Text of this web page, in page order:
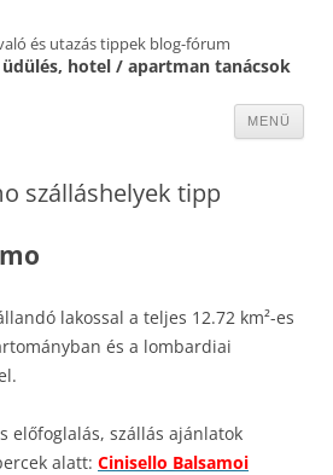
és utazás tippek blog-fórum
hotel / apartman tanácsok
MENÜ
szálláshelyek tipp
lakossal a teljes 12.72 km²-es
és a lombardiai
előfoglalás, szállás ajánlatok
alatt: Cinisello Balsamoi